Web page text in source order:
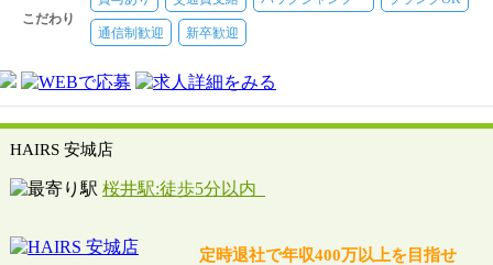
こだわり
通信制歓迎 新卒歓迎
HAIRS 安城店
桜井駅:徒歩5分以内
定時退社で年収400万以上を目指せ